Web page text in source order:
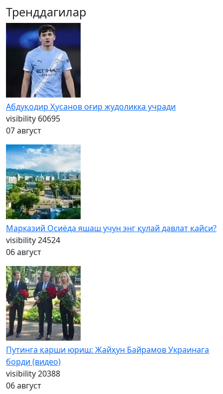
Тренддагилар
Абдуқодир Ҳусанов оғир жудоликка учради
visibility 60695
07 август
Марказий Осиёда яшаш учун энг қулай давлат қайси?
visibility24524
06 август
Путинга қарши юриш: Жайҳун Байрамов Украинага
борди (видео)
visibility20388
06 август